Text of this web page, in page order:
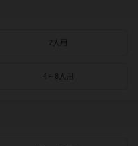
2人用
4～8人用